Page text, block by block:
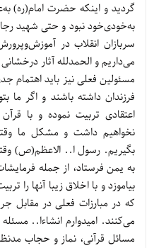
گردید و اینکه حضرت امام(ره)
به‌خودی‌خود نبود و حتی شهید
سربازان انقلاب در
می‌داریم و الحمدلله آثار
مسئولین فعلی نیز باید اهتمام
فرزندان داشته باشند و اگر ما
اعتقادی تربیت نموده و با
نخواهیم داشت و مشکل ما
بگیریم. رسول ا.. الاعظم(ص)
به یمن فرستاد، از جمله
بیاموزد و با اخلاق زیبا آنها را
که در مبارزات فعلی در مقابل
می‌کنند. امیدوارم انشاءا..
مسائل قرآنی، نماز و حجاب